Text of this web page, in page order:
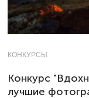
КОНКУРСЫ
Конкурс
лучшие